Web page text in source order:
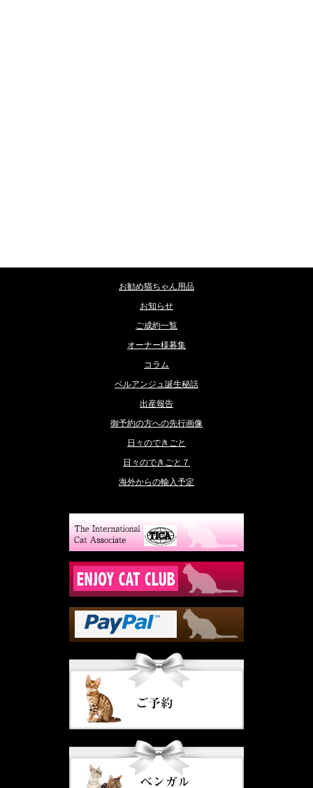
お勧め猫ちゃん用品
お知らせ
ご成約一覧
オーナー様募集
コラム
ベルアンジュ誕生秘話
出産報告
御予約の方への先行画像
日々のできごと
日々のできごと７
海外からの輸入予定